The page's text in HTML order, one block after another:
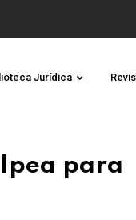
Jurídica
para